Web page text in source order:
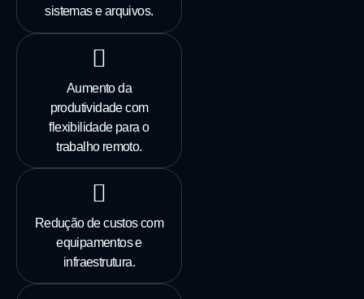
sistemas e arquivos.
Aumento da
produtividade com
flexibilidade para o
trabalho remoto.
Redução de custos com
equipamentos e
infraestrutura.